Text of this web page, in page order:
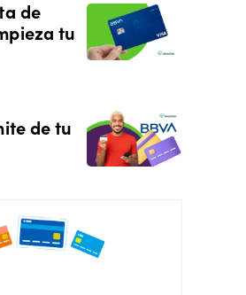
de
tu
de tu